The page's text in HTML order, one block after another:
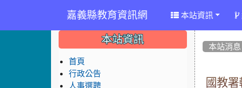
嘉義縣教育資訊網 本站資訊
本站消息
國教
::: 本站資訊
首頁
行政公告
人事選聘